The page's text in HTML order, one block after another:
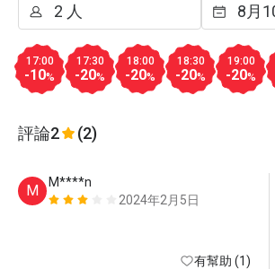
17:00
-10%
17:30
-20%
18:00
-20%
18:30
-20%
19:00
-20%
評論2 (2)
M
M****n
2024年2月5日
有幫助 (1)